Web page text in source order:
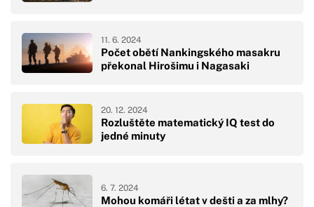
Počet obětí Nankingského masakru
překonal Hirošimu i Nagasaki
11. 6. 2024
Rozluštěte matematický IQ test do
jedné minuty
20. 12. 2024
Mohou komáři létat v dešti a za mlhy?
6. 7. 2024